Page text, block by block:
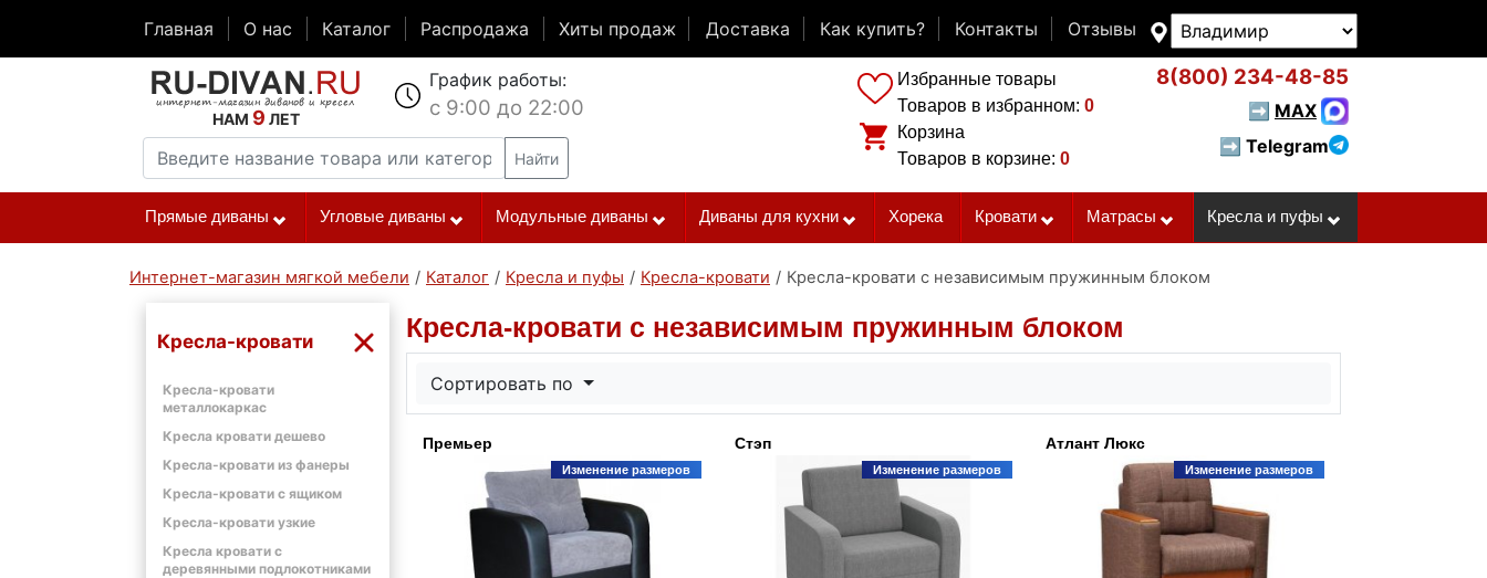
Главная О нас Каталог Распродажа Хиты продаж Доставка Как купить? Контакты Отзывы
НАМ 9 ЛЕТ
График работы:
с 9:00 до 22:00
Найти
Избранные товары
Товаров в избранном: 0
Корзина
Товаров в корзине: 0
8(800) 234-48-85
➡ MAX
➡ Telegram
Прямые диваны Угловые диваны Модульные диваны Диваны для кухни Хорека Кровати Матрасы Кресла и пуфы
Интернет-магазин мягкой мебели / Каталог / Кресла и пуфы / Кресла-кровати / Кресла-кровати с независимым пружинным блоком
Кресла-кровати
Кресла-кровати
металлокаркас
Кресла кровати дешево
Кресла-кровати из фанеры
Кресла-кровати с ящиком
Кресла-кровати узкие
Кресла кровати с
деревянными подлокотниками
Кресла-кровати с независимым пружинным блоком
Сортировать по
Премьер
Изменение размеров
Стэп
Изменение размеров
Атлант Люкс
Изменение размеров